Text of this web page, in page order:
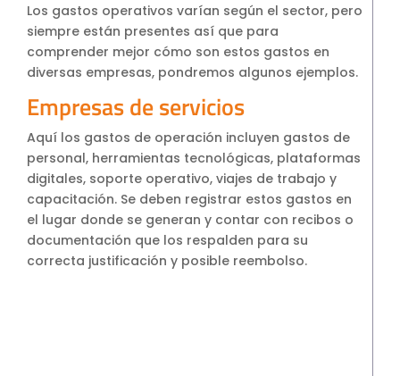
Los gastos operativos varían según el sector, pero
siempre están presentes así que para
comprender mejor cómo son estos gastos en
diversas empresas, pondremos algunos ejemplos.
Empresas de servicios
Aquí los gastos de operación incluyen gastos de
personal, herramientas tecnológicas, plataformas
digitales, soporte operativo, viajes de trabajo y
capacitación. Se deben registrar estos gastos en
el lugar donde se generan y contar con recibos o
documentación que los respalden para su
correcta justificación y posible reembolso.